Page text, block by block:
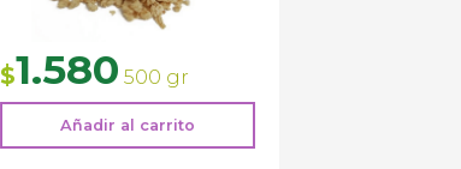
$1.580 500 gr
Añadir al carrito